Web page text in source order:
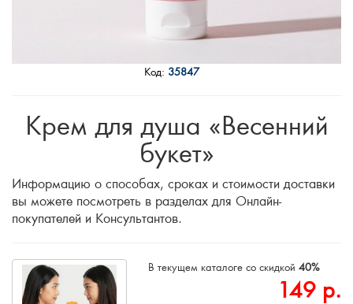
Код: 35847
Крем для душа «Весенний
букет»
Информацию о способах, сроках и стоимости доставки
вы можете посмотреть в разделах для Онлайн-
покупателей и Консультантов.
В текущем каталоге со скидкой 40%
149 р.